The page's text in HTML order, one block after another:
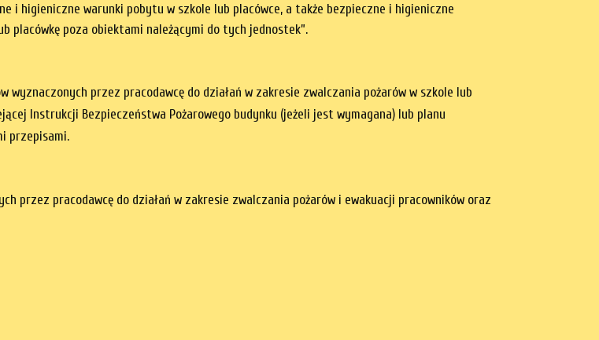
i higieniczne warunki pobytu w szkole lub placówce, a także bezpieczne i higieniczne
placówkę poza obiektami należącymi do tych jednostek”.
przez pracodawcę do działań w zakresie zwalczania pożarów w szkole lub
Instrukcji Bezpieczeństwa Pożarowego budynku (jeżeli jest wymagana) lub planu
przepisami.
przez pracodawcę do działań w zakresie zwalczania pożarów i ewakuacji pracowników oraz